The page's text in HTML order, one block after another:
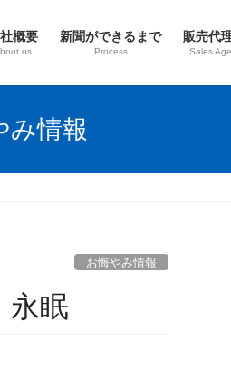
概要
us
新聞ができるまで
Process
販売代
Sales
み情報
お悔やみ情報
眠